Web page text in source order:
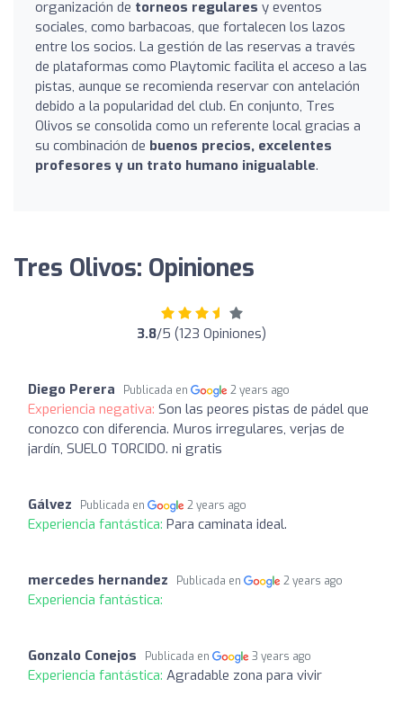
organización de torneos regulares y eventos
sociales, como barbacoas, que fortalecen los lazos
entre los socios. La gestión de las reservas a través
de plataformas como Playtomic facilita el acceso a las
pistas, aunque se recomienda reservar con antelación
debido a la popularidad del club. En conjunto, Tres
Olivos se consolida como un referente local gracias a
su combinación de buenos precios, excelentes
profesores y un trato humano inigualable.
Tres Olivos: Opiniones
3.8/5 (123 Opiniones)
Diego Perera Publicada en 2 years ago
Experiencia negativa: Son las peores pistas de pádel que
conozco con diferencia. Muros irregulares, verjas de
jardín, SUELO TORCIDO. ni gratis
Gálvez Publicada en 2 years ago
Experiencia fantástica: Para caminata ideal.
mercedes hernandez Publicada en 2 years ago
Experiencia fantástica:
Gonzalo Conejos Publicada en 3 years ago
Experiencia fantástica: Agradable zona para vivir